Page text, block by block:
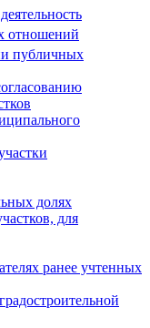
отношений
публичных
долях
для
ранее учтенных